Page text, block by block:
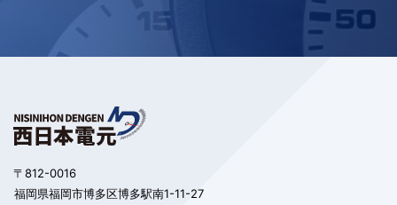
〒812-0016
福岡県福岡市博多区博多駅南1-11-27